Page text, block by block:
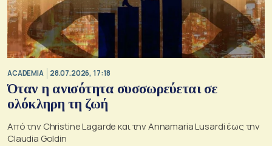
ACADEMIA 28.07.2026, 17:18
Όταν η ανισότητα συσσωρεύεται σε
ολόκληρη τη ζωή
Από την Christine Lagarde και την Annamaria Lusardi έως την
Claudia Goldin